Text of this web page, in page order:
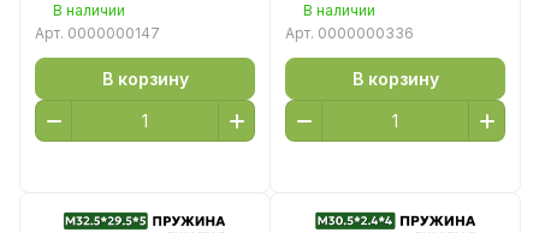
В наличии
Арт. 0000000147
В корзину
В наличии
Арт. 0000000336
В корзину